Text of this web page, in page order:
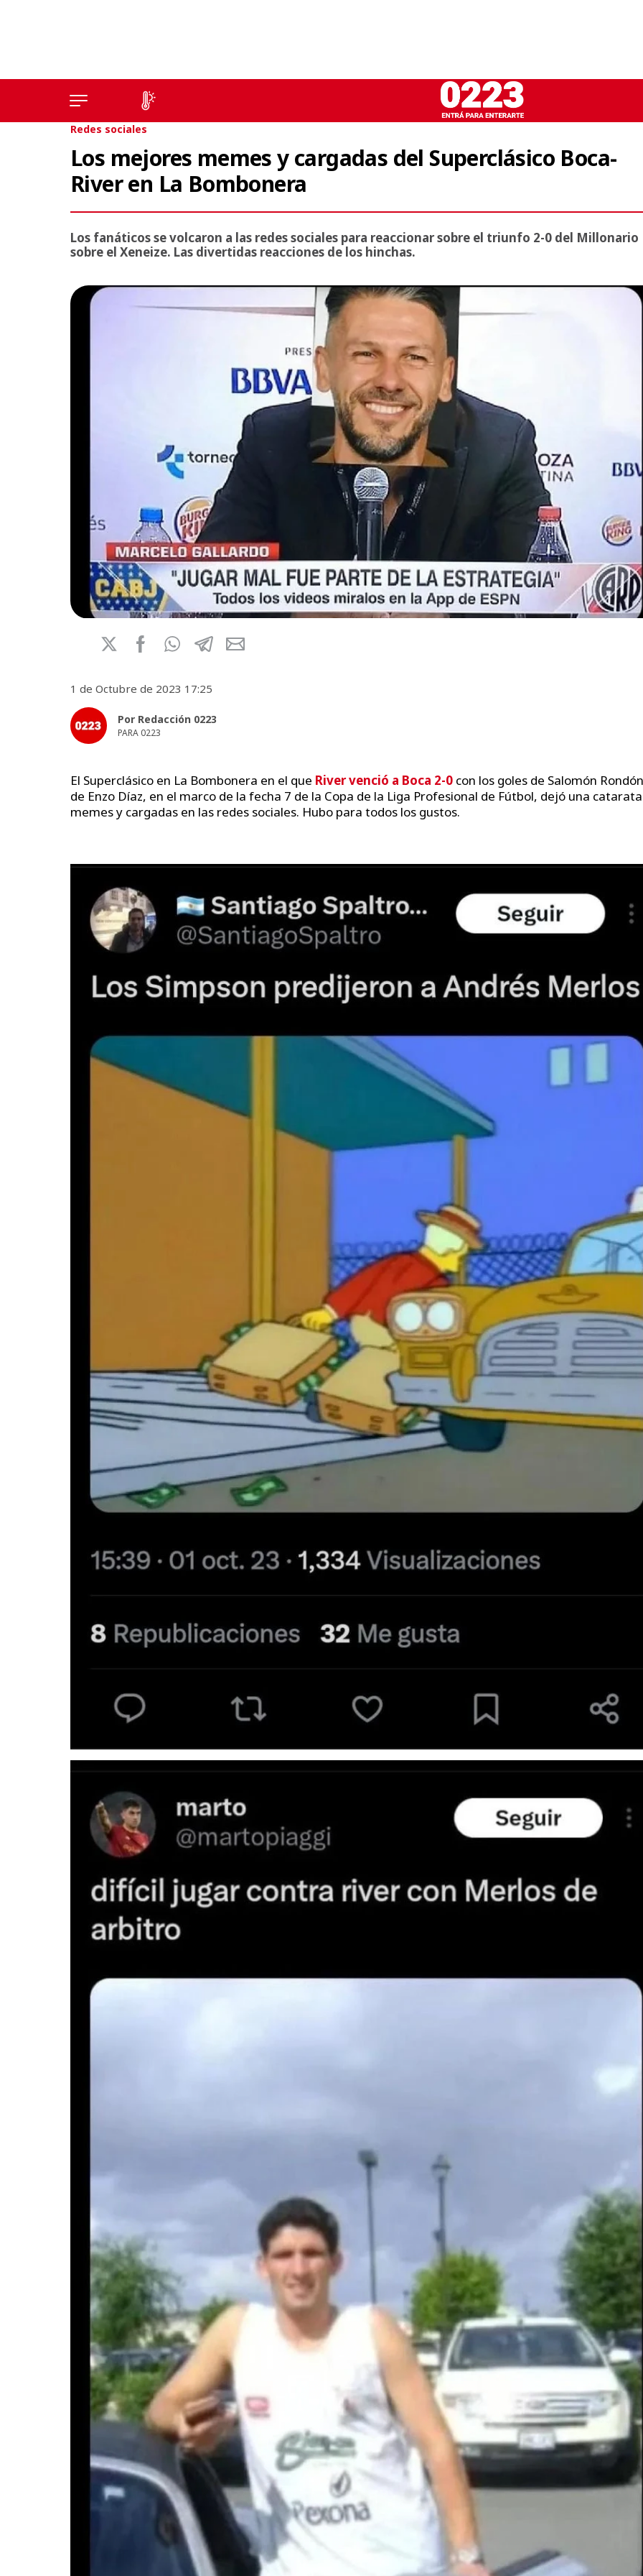
Redes sociales
Los mejores memes y cargadas del Superclásico Boca-
River en La Bombonera
Los fanáticos se volcaron a las redes sociales para reaccionar sobre el triunfo 2-0 del Millonario
sobre el Xeneize. Las divertidas reacciones de los hinchas.
1 de Octubre de 2023 17:25
Por Redacción 0223
PARA 0223
El Superclásico en La Bombonera en el que River venció a Boca 2-0 con los goles de Salomón
de Enzo Díaz, en el marco de la fecha 7 de la Copa de la Liga Profesional de Fútbol, dejó una
memes y cargadas en las redes sociales. Hubo para todos los gustos.